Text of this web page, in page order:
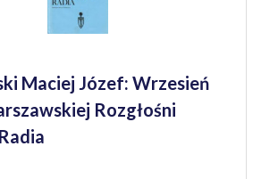
Maciej Józef: Wrzesień
Rozgłośni